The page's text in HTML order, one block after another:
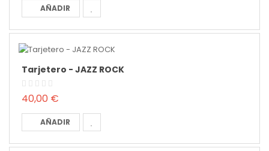
AÑADIR
Tarjetero - JAZZ ROCK
40,00 €
AÑADIR